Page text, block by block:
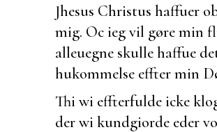
Jhesus Christus haffuer
mig. Oc ieg vil gøre min
alleuegne skulle haffue
hukommelse effter min
Thi wi effterfulde icke
der wi kundgiorde eder